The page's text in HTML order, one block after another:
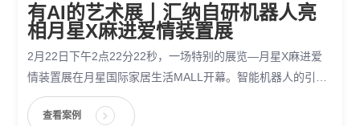
有AI的艺术展丨汇纳自研机器人亮
相月星X麻进爱情装置展
2月22日下午2点22分22秒，一场特别的展览—月星X麻进爱
情装置展在月星国际家居生活MALL开幕。智能机器人的引入
也是本次展览的亮点之一。汇纳科技（股票代码：
300609.SZ）的自研机器人小纳亮相开幕式，并为本次展览提
查看案例